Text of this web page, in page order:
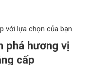
với lựa chọn của bạn.
phá hương vị
cấp